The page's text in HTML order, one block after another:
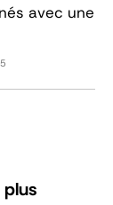
avec une